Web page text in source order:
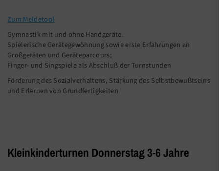
Zum Meldetool
Gymnastik mit und ohne Handgeräte.
Spielerische Gerätegewöhnung sowie erste Erfahrungen an
Großgeräten und Geräteparcours;
Finger- und Singspiele als Abschluß der Turnstunden
Förderung des Sozialverhaltens, Stärkung des Selbstbewußtseins
und Erlernen von Grundfertigkeiten
Kleinkinderturnen Donnerstag 3-6 Jahre